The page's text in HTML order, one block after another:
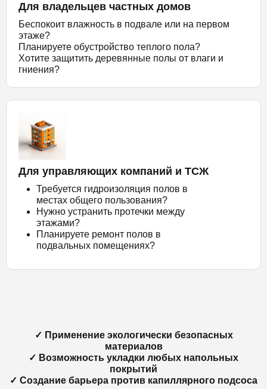
Для владельцев частных домов
Беспокоит влажность в подвале или на первом
этаже?
Планируете обустройство теплого пола?
Хотите защитить деревянные полы от влаги и
гниения?
Для управляющих компаний и ТСЖ
Требуется гидроизоляция полов в
местах общего пользования?
Нужно устранить протечки между
этажами?
Планируете ремонт полов в
подвальных помещениях?
✓ Применение экологически безопасных
материалов
✓ Возможность укладки любых напольных
покрытий
✓ Создание барьера против капиллярного подсоса